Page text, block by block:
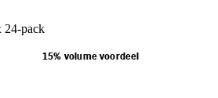
24-pack
15% volume voordeel